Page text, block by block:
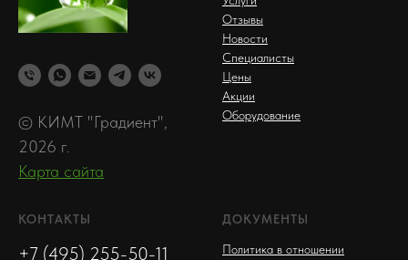
© КИМТ "Градиент",
2026 г.
Карта сайта
Отзывы
Новости
Специалисты
Цены
Акции
Оборудование
КОНТАКТЫ
+7 (495) 255-50-11
ДОКУМЕНТЫ
Политика в отношении